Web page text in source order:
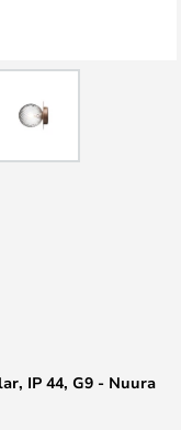
IP 44, G9 - Nuura